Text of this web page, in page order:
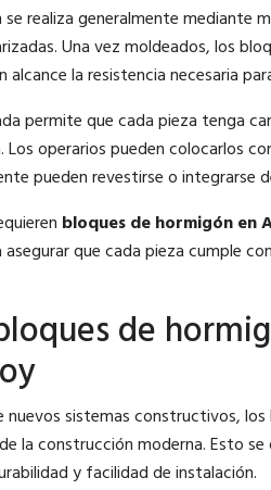
realiza generalmente mediante
Una vez moldeados, los
la resistencia necesaria
permite que cada pieza tenga
operarios pueden colocarlos
pueden revestirse o
bloques de hormigón en
que cada pieza cumple
de
nuevos sistemas constructivos,
la construcción moderna. Esto
y facilidad de instalación.